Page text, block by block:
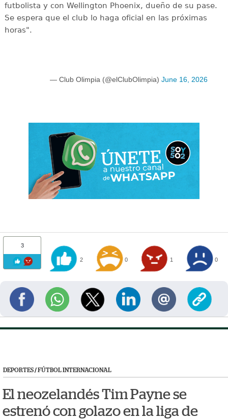
futbolista y con Wellington Phoenix, dueño de su pase.
Se espera que el club lo haga oficial en las próximas
horas".
— Club Olimpia (@elClubOlimpia) June 16, 2026
3
2 0 1 0
DEPORTES/FÚTBOL INTERNACIONAL
El neozelandés Tim Payne se
estrenó con golazo en la liga de